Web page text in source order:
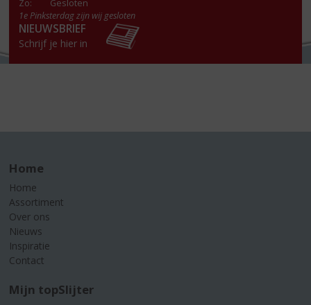
Zo:
Gesloten
1e Pinksterdag zijn wij gesloten
NIEUWSBRIEF
Schrijf je hier in
Home
Home
Assortiment
Over ons
Nieuws
Inspiratie
Contact
Mijn topSlijter